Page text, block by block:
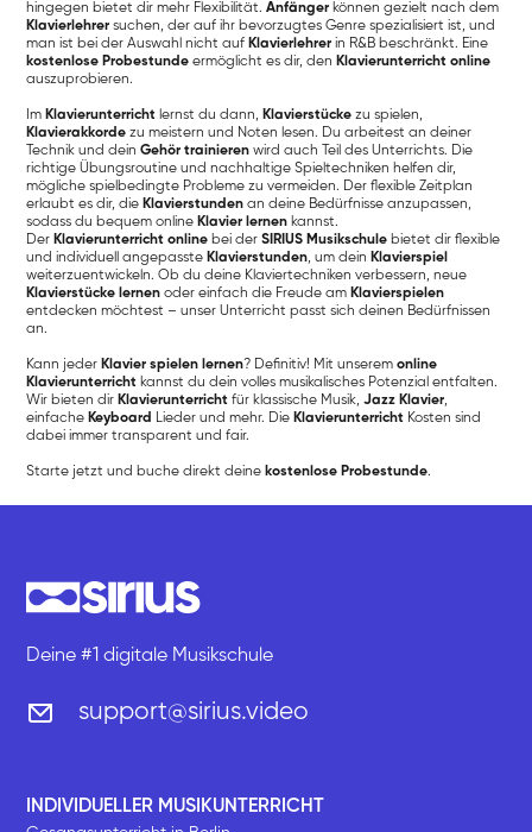
hingegen bietet dir mehr Flexibilität.Anfänger können gezielt nach dem
Klavierlehrer suchen, der auf ihr bevorzugtes Genre spezialisiert ist, und
man ist bei der Auswahl nicht auf Klavierlehrer in R&B beschränkt. Eine
kostenlose Probestunde ermöglicht es dir, den Klavierunterricht online
auszuprobieren.
Im Klavierunterricht lernst du dann, Klavierstücke zu spielen,
Klavierakkorde zu meistern und Noten lesen. Du arbeitest an deiner
Technik und deinGehör trainieren wird auch Teil des Unterrichts. Die
richtige Übungsroutine und nachhaltige Spieltechniken helfen dir,
mögliche spielbedingte Probleme zu vermeiden. Der flexible Zeitplan
erlaubt es dir, die Klavierstunden an deine Bedürfnisse anzupassen,
sodass du bequem online Klavier lernen kannst.
Der Klavierunterricht online bei derSIRIUS Musikschule bietet dir flexible
und individuell angepasste Klavierstunden, um dein Klavierspiel
weiterzuentwickeln. Ob du deine Klaviertechniken verbessern, neue
Klavierstücke lernen oder einfach die Freude am Klavierspielen
entdecken möchtest – unser Unterricht passt sich deinen Bedürfnissen
an.
Kann jeder Klavier spielen lernen? Definitiv! Mit unseremonline
Klavierunterricht kannst du dein volles musikalisches Potenzial entfalten.
Wir bieten dir Klavierunterricht für klassische Musik,Jazz Klavier,
einfache Keyboard Lieder und mehr. Die Klavierunterricht Kosten sind
dabei immer transparent und fair.
Starte jetzt und buche direkt deine kostenlose Probestunde.
Deine #1 digitale Musikschule
support@sirius.video
INDIVIDUELLER MUSIKUNTERRICHT